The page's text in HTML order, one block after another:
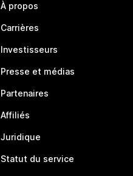
À propos
Carrières
Investisseurs
Presse et médias
Partenaires
Affiliés
Juridique
Statut du service